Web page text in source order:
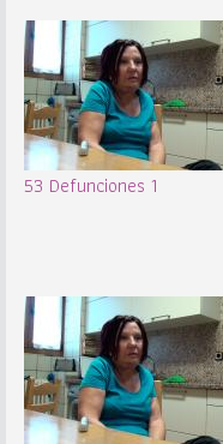
53 Defunciones 1